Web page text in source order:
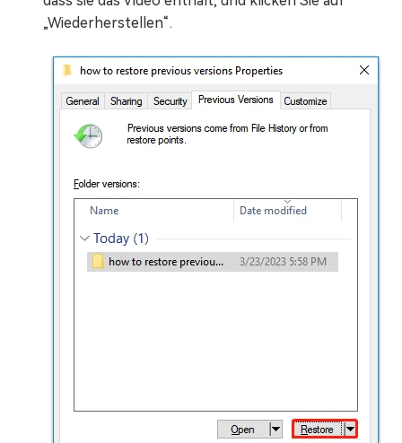
„Wiederherstellen“.